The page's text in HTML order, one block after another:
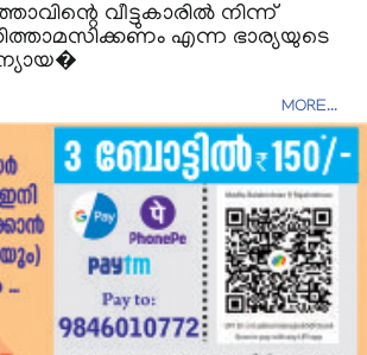
വീട്ടുകാരിൽ നിന്ന്
എന്ന ഭാര്യയുടെ
MORE...